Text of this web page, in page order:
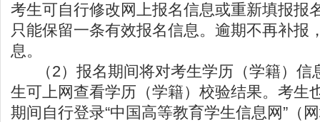
考生可自行修改网上报名信息或重新填报报
只能保留一条有效报名信息。逾期不再补报
息。
（2）报名期间将对考生学历（学籍）信
生可上网查看学历（学籍）校验结果。考生
期间自行登录“中国高等教育学生信息网”（